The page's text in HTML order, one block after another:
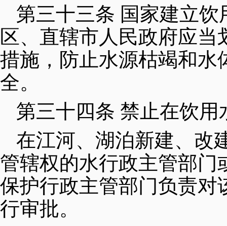
第三十三条 国家建立
区、直辖市人民政府应
措施，防止水源枯竭和水
全。
第三十四条 禁止在饮
在江河、湖泊新建、改
管辖权的水行政主管部门
保护行政主管部门负责对
行审批。